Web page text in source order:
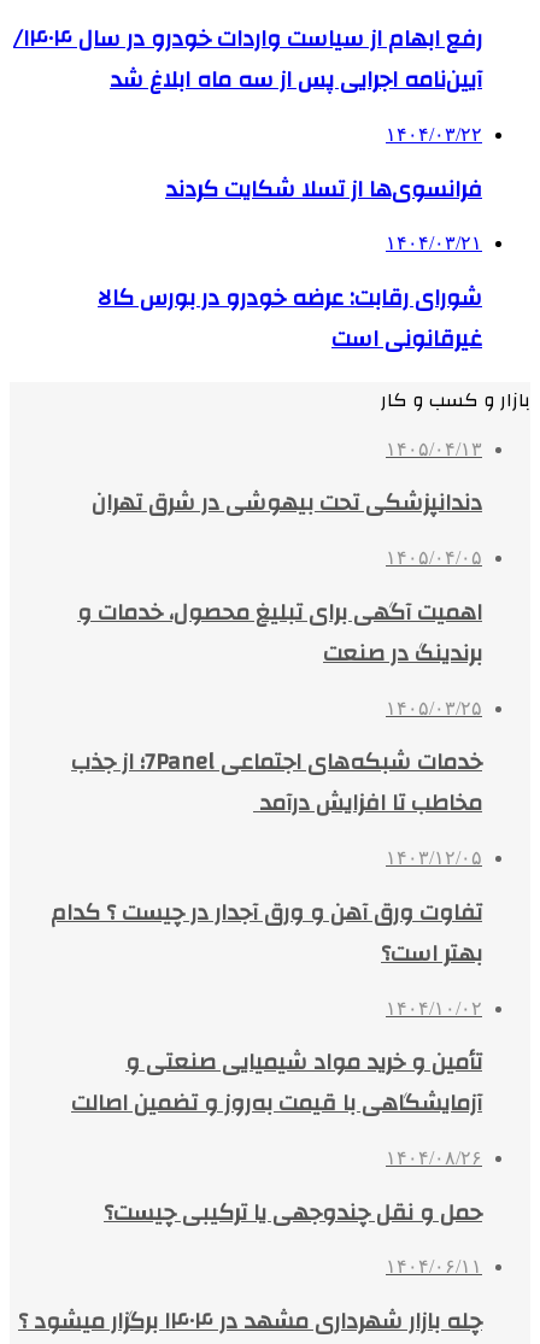
رفع ابهام از سیاست واردات خودرو در سال ۱۴۰۴/
آیین‌نامه اجرایی پس از سه ماه ابلاغ شد
۱۴۰۴/۰۳/۲۲
فرانسوی‌ها از تسلا شکایت کردند
۱۴۰۴/۰۳/۲۱
شورای رقابت: عرضه خودرو در بورس کالا
غیرقانونی است
بازار و کسب و کار
۱۴۰۵/۰۴/۱۳
دندانپزشکی تحت بیهوشی در شرق تهران
۱۴۰۵/۰۴/۰۵
اهمیت آگهی برای تبلیغ محصول، خدمات و
برندینگ در صنعت
۱۴۰۵/۰۳/۲۵
خدمات شبکه‌های اجتماعی 7Panel؛ از جذب
مخاطب تا افزایش درآمد
۱۴۰۳/۱۲/۰۵
تفاوت ورق آهن و ورق آجدار در چیست ؟ کدام
بهتر است؟
۱۴۰۴/۱۰/۰۲
تأمین و خرید مواد شیمیایی صنعتی و
آزمایشگاهی با قیمت به‌روز و تضمین اصالت
۱۴۰۴/۰۸/۲۶
حمل و نقل چندوجهی یا ترکیبی چیست؟
۱۴۰۴/۰۶/۱۱
چله بازار شهرداری مشهد در ۱۴۰۴ برگزار میشود ؟